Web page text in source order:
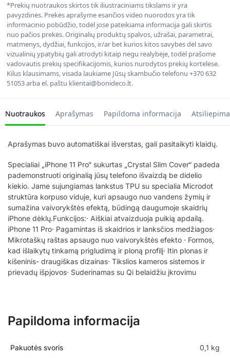
*Prekių nuotraukos skirtos tik iliustraciniams tikslams ir yra
pavyzdinės. Prekės aprašyme esančios video nuorodos yra tik
informacinio pobūdžio, todėl jose pateikiama informacija gali skirtis
nuo pačios prekės. Originalių produktų spalvos, užrašai, parametrai,
matmenys, dydžiai, funkcijos, ir/ar bet kurios kitos savybės dėl savo
vizualinių ypatybių gali atrodyti kitaip negu realybėje, todėl prašome
vadovautis prekių specifikacijomis, kurios nurodytos prekių kortelėse.
Kilus klausimams, visada laukiame Jūsų skambučio telefonu +370 632
51053 arba el. paštu klientai@bonideco.lt.
Nuotraukos Aprašymas Papildoma informacija
Aprašymas buvo automatiškai išverstas, gali pasitaikyti klaidų.
Specialiai „iPhone 11 Pro“ sukurtas „Crystal Slim Cover“ padeda
pademonstruoti originalią jūsų telefono išvaizdą be didelio
kiekio. Jame sujungiamas lankstus TPU su specialia Microdot
struktūra korpuso viduje, kuri apsaugo nuo vandens žymių ir
sumažina vaivorykštės efektą, būdingą daugumoje skaidrių
iPhone dėklų.Funkcijos:· Aiškiai atvaizduoja puikią apdailą.
iPhone 11 Pro· Pagamintas iš skaidrios ir lanksčios medžiagos·
Mikrotaškų raštas apsaugo nuo vaivorykštės efekto · Formos,
kad išlaikytų tinkamą prigludimą ir ploną profilį· Itin plonas ir
kišeninis- draugiškas dizainas· Tikslios kameros sistemos ir
prievadų išpjovos· Suderinamas su Qi belaidžiu įkrovimu
Papildoma informacija
Pakuotės svoris 0,1 kg